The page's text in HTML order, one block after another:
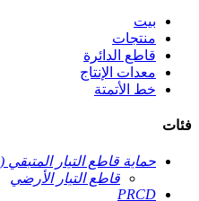
بيت
منتجات
قاطع الدائرة
معدات الإنتاج
خط الأتمتة
فئات
حماية قاطع التيار المتبقي (RCD)
قاطع التيار الأرضي
PRCD